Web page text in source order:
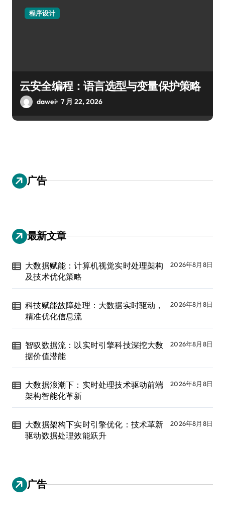
程序设计
云安全编程：语言选型与变量保护策略
dawei 7 月 22, 2026
广告
最新文章
大数据赋能：计算机视觉实时处理架构
及技术优化策略
2026年8月8日
科技赋能故障处理：大数据实时驱动，
精准优化信息流
2026年8月8日
智驭数据流：以实时引擎科技深挖大数
据价值潜能
2026年8月8日
大数据浪潮下：实时处理技术驱动前端
架构智能化革新
2026年8月8日
大数据架构下实时引擎优化：技术革新
驱动数据处理效能跃升
2026年8月8日
广告